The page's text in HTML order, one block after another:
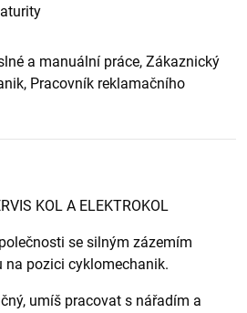
a manuální práce, Zákaznický
Pracovník reklamačního
KOL A ELEKTROKOL
se silným zázemím
na pozici cyklomechanik.
umíš pracovat s nářadím a